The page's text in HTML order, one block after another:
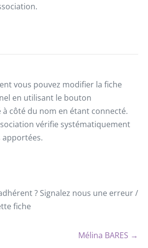
vous pouvez modifier la fiche
en utilisant le bouton
à côté du nom en étant connecté.
vérifie systématiquement
? Signalez nous une erreur /
fiche
Mélina BARES →